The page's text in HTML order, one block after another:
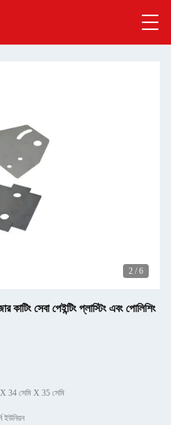
2 / 6
কাটিং সেবা পেইন্টিং প্লাস্টিং এবং পোলিশিং
34 সেমি X 35 সেমি
ইউনিয়ন